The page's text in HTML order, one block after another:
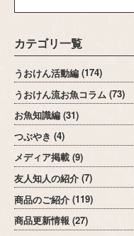
カテゴリ一覧
うおけん活動編 (174)
うおけん流お魚コラム (73)
お魚知識編 (31)
つぶやき (4)
メディア掲載 (9)
友人知人の紹介 (7)
商品のご紹介 (119)
商品更新情報 (27)